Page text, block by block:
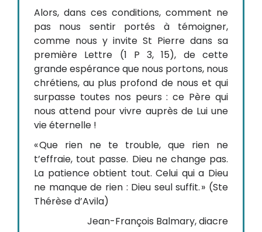
Alors, dans ces conditions, comment ne
pas nous sentir portés à témoigner,
comme nous y invite St Pierre dans sa
première Lettre (1 P 3, 15), de cette
grande espérance que nous portons, nous
chrétiens, au plus profond de nous et qui
surpasse toutes nos peurs : ce Père qui
nous attend pour vivre auprès de Lui une
vie éternelle !
« Que rien ne te trouble, que rien ne
t’effraie, tout passe. Dieu ne change pas.
La patience obtient tout. Celui qui a Dieu
ne manque de rien : Dieu seul suffit. » (Ste
Thérèse d’Avila)
Jean-François Balmary, diacre